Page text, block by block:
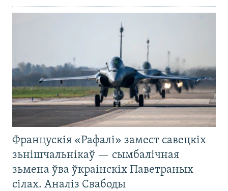
Францускія «Рафалі» замест савецкіх
зьнішчальнікаў — сымбалічная
зьмена ўва ўкраінскіх Паветраных
сілах. Аналіз Свабоды